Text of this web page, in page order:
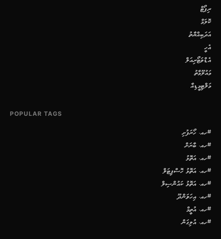
ރިޕޯޓް
ކޮލަމް
އަދަބިއްޔާތު
އެހީ
އެޑްވަޓޯރިއަލް
މައުލޫމާތު
މަލްޓިމީޑިއާ
POPULAR TAGS
#ހއ. ހޯރަފުށި
#ހއ. ބާރަށް
#ހއ. އަތޮޅު
#ހއ. އަތޮޅު ހޮސްޕިޓަލް
#ހއ. އަތޮޅު ކައުންސިލް
#ހއ. އިހަވަންދޫ
#ހއ. އުތީމް
#ހއ. އުލިގަން